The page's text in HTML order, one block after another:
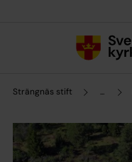
Strängnäs stift ...